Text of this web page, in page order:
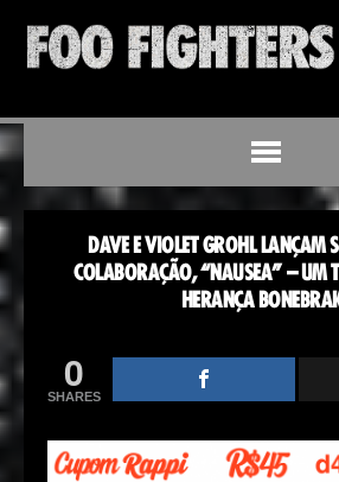
DAVE E VIOLET GROHL LANÇAM
COLABORAÇÃO, “NAUSEA” – UM
HERANÇA
0
SHARES